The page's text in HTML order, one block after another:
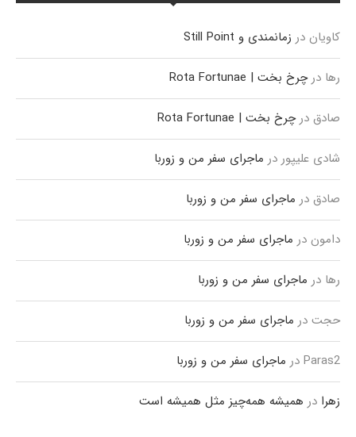
کاویان در زمانمندی و Still Point
رها درچرخ بخت | Rota Fortunae
صادق درچرخ بخت | Rota Fortunae
شادی علیپور در ماجرای سفر من و زوربا
صادق در ماجرای سفر من و زوربا
دامون در ماجرای سفر من و زوربا
رها در ماجرای سفر من و زوربا
حجت در ماجرای سفر من و زوربا
Paras2 در ماجرای سفر من و زوربا
زهرا در همیشه همه‌چیز مثل همیشه است